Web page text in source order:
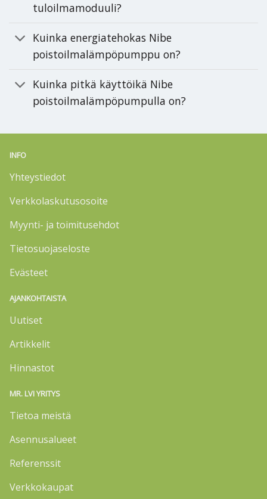
tuloilmamoduuli?
Kuinka energiatehokas Nibe
poistoilmalämpöpumppu on?
Kuinka pitkä käyttöikä Nibe
poistoilmalämpöpumpulla on?
INFO
Yhteystiedot
Verkkolaskutusosoite
Myynti- ja toimitusehdot
Tietosuojaseloste
Evästeet
AJANKOHTAISTA
Uutiset
Artikkelit
Hinnastot
MR. LVI YRITYS
Tietoa meistä
Asennusalueet
Referenssit
Verkkokaupat